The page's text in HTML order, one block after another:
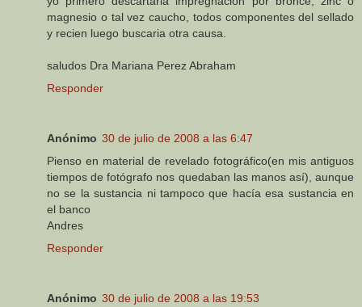
magnesio o tal vez caucho, todos componentes del sellado
y recien luego buscaria otra causa.
saludos Dra Mariana Perez Abraham
Responder
Anónimo 30 de julio de 2008 a las 6:47
Pienso en material de revelado fotográfico(en mis antiguos
tiempos de fotógrafo nos quedaban las manos así), aunque
no se la sustancia ni tampoco que hacía esa sustancia en
el banco
Andres
Responder
Anónimo 30 de julio de 2008 a las 19:53